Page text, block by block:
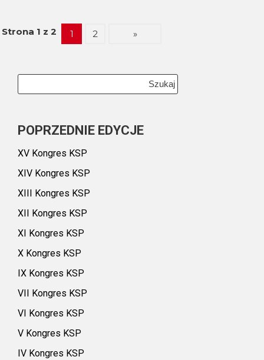
Strona 1 z 2 1 2 »
POPRZEDNIE EDYCJE
XV Kongres KSP
XIV Kongres KSP
XIII Kongres KSP
XII Kongres KSP
XI Kongres KSP
X Kongres KSP
IX Kongres KSP
VII Kongres KSP
VI Kongres KSP
V Kongres KSP
IV Kongres KSP